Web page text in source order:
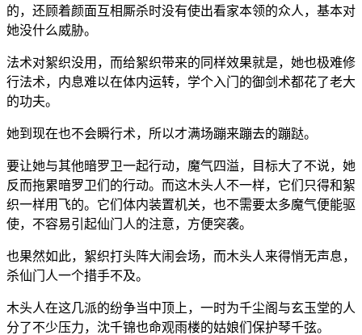
的，还顾着颜面互相厮杀时没有使出看家本领的众人，基本对
她没什么威胁。
法术对絮织没用，而给絮织带来的同样效果就是，她也极难修
行法术，内息难以在体内运转，学个入门的御剑术都花了老大
的功夫。
她到现在也不会瞬行术，所以才满场蹦来蹦去的蹦跶。
要让她与其他暗罗卫一起行动，魔气四溢，目标大了不说，她
反而拖累暗罗卫们的行动。而这木头人不一样，它们只得和絮
织一样用飞的。它们体内装置机关，也不需要太多魔气便能驱
使，不容易引起仙门人的注意，方便突袭。
也果然如此，絮织打头阵大闹会场，而木头人来得悄无声息，
杀仙门人一个措手不及。
木头人在这几派的纷争当中顶上，一时为千尘阁与玄玉堂的人
分了不少压力，沈千锦也命观雨楼的姑娘们保护琴千弦。